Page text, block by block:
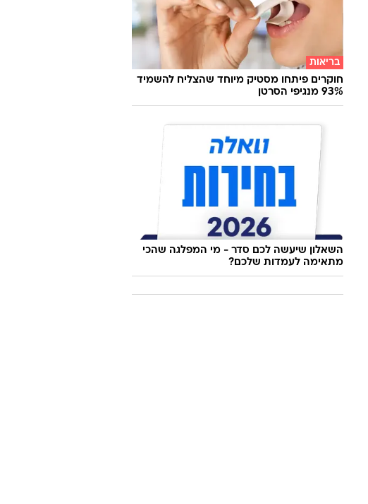
בריאות
חוקרים פיתחו מסטיק מיוחד שהצליח להשמיד
93% מנגיפי הסרטן
השאלון שיעשה לכם סדר - מי המפלגה שהכי
מתאימה לעמדות שלכם?